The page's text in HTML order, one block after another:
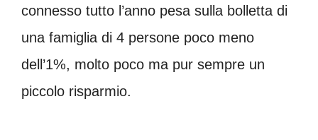
connesso tutto l’anno pesa sulla bolletta di
una famiglia di 4 persone poco meno
dell’1%, molto poco ma pur sempre un
piccolo risparmio.